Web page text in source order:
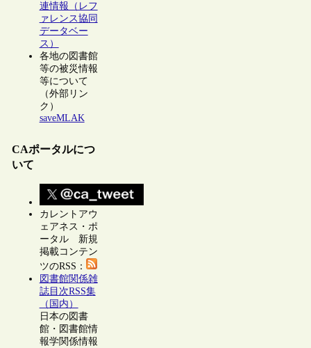
連情報（レフ
ァレンス協同
データベー
ス）
各地の図書館
等の被災情報
等について
（外部リン
ク）
saveMLAK
CAポータルにつ
いて
カレントアウ
ェアネス・ポ
ータル 新規
掲載コンテン
ツのRSS：
図書館関係雑
誌目次RSS集
（国内）
日本の図書
館・図書館情
報学関係情報